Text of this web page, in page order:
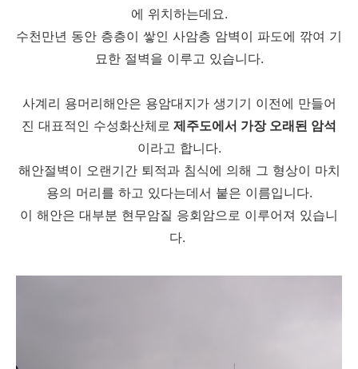
에 위치하는데요.
수천만년 동안 층층이 쌓인 사암층 암벽이 파도에 깎여 기
묘한 절벽을 이루고 있습니다.
사계리 용머리해안은 용암대지가 생기기 이전에 만들어
진 대표적인 수성화산체로 제주도에서 가장 오래된 암석
이라고 합니다.
해안절벽이 오랜기간 퇴적과 침식에 의해 그 형상이 마치
용의 머리를 하고 있다는데서 붙은 이름입니다.
이 해안은 대부분 현무암질 응회암으로 이루어져 있습니
다.